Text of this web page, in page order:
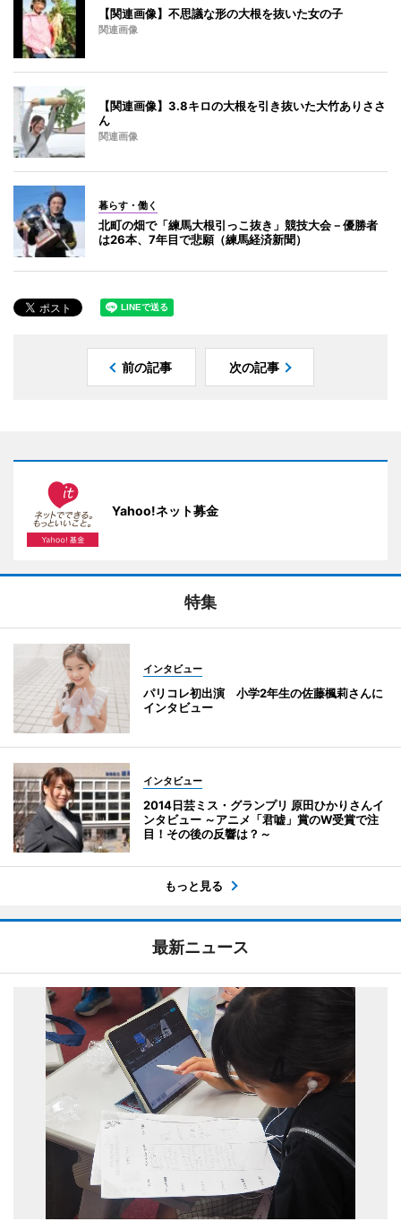
【関連画像】不思議な形の大根を抜いた女の子
関連画像
【関連画像】3.8キロの大根を引き抜いた大竹ありささ
ん
関連画像
暮らす・働く
北町の畑で「練馬大根引っこ抜き」競技大会－優勝者
は26本、7年目で悲願（練馬経済新聞）
前の記事 次の記事
Yahoo!ネット募金
特集
インタビュー
パリコレ初出演 小学2年生の佐藤楓莉さんに
インタビュー
インタビュー
2014日芸ミス・グランプリ 原田ひかりさんイ
ンタビュー ～アニメ「君嘘」賞のW受賞で注
目！その後の反響は？～
もっと見る
最新ニュース